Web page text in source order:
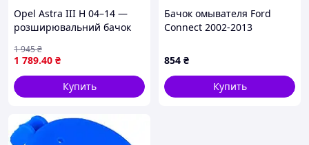
Opel Astra III H 04–14 —
розширювальний бачок
1 789.40 ₴
1 945₴
Купить
Бачок омывателя Ford
Connect 2002-2013
854 ₴
Купить